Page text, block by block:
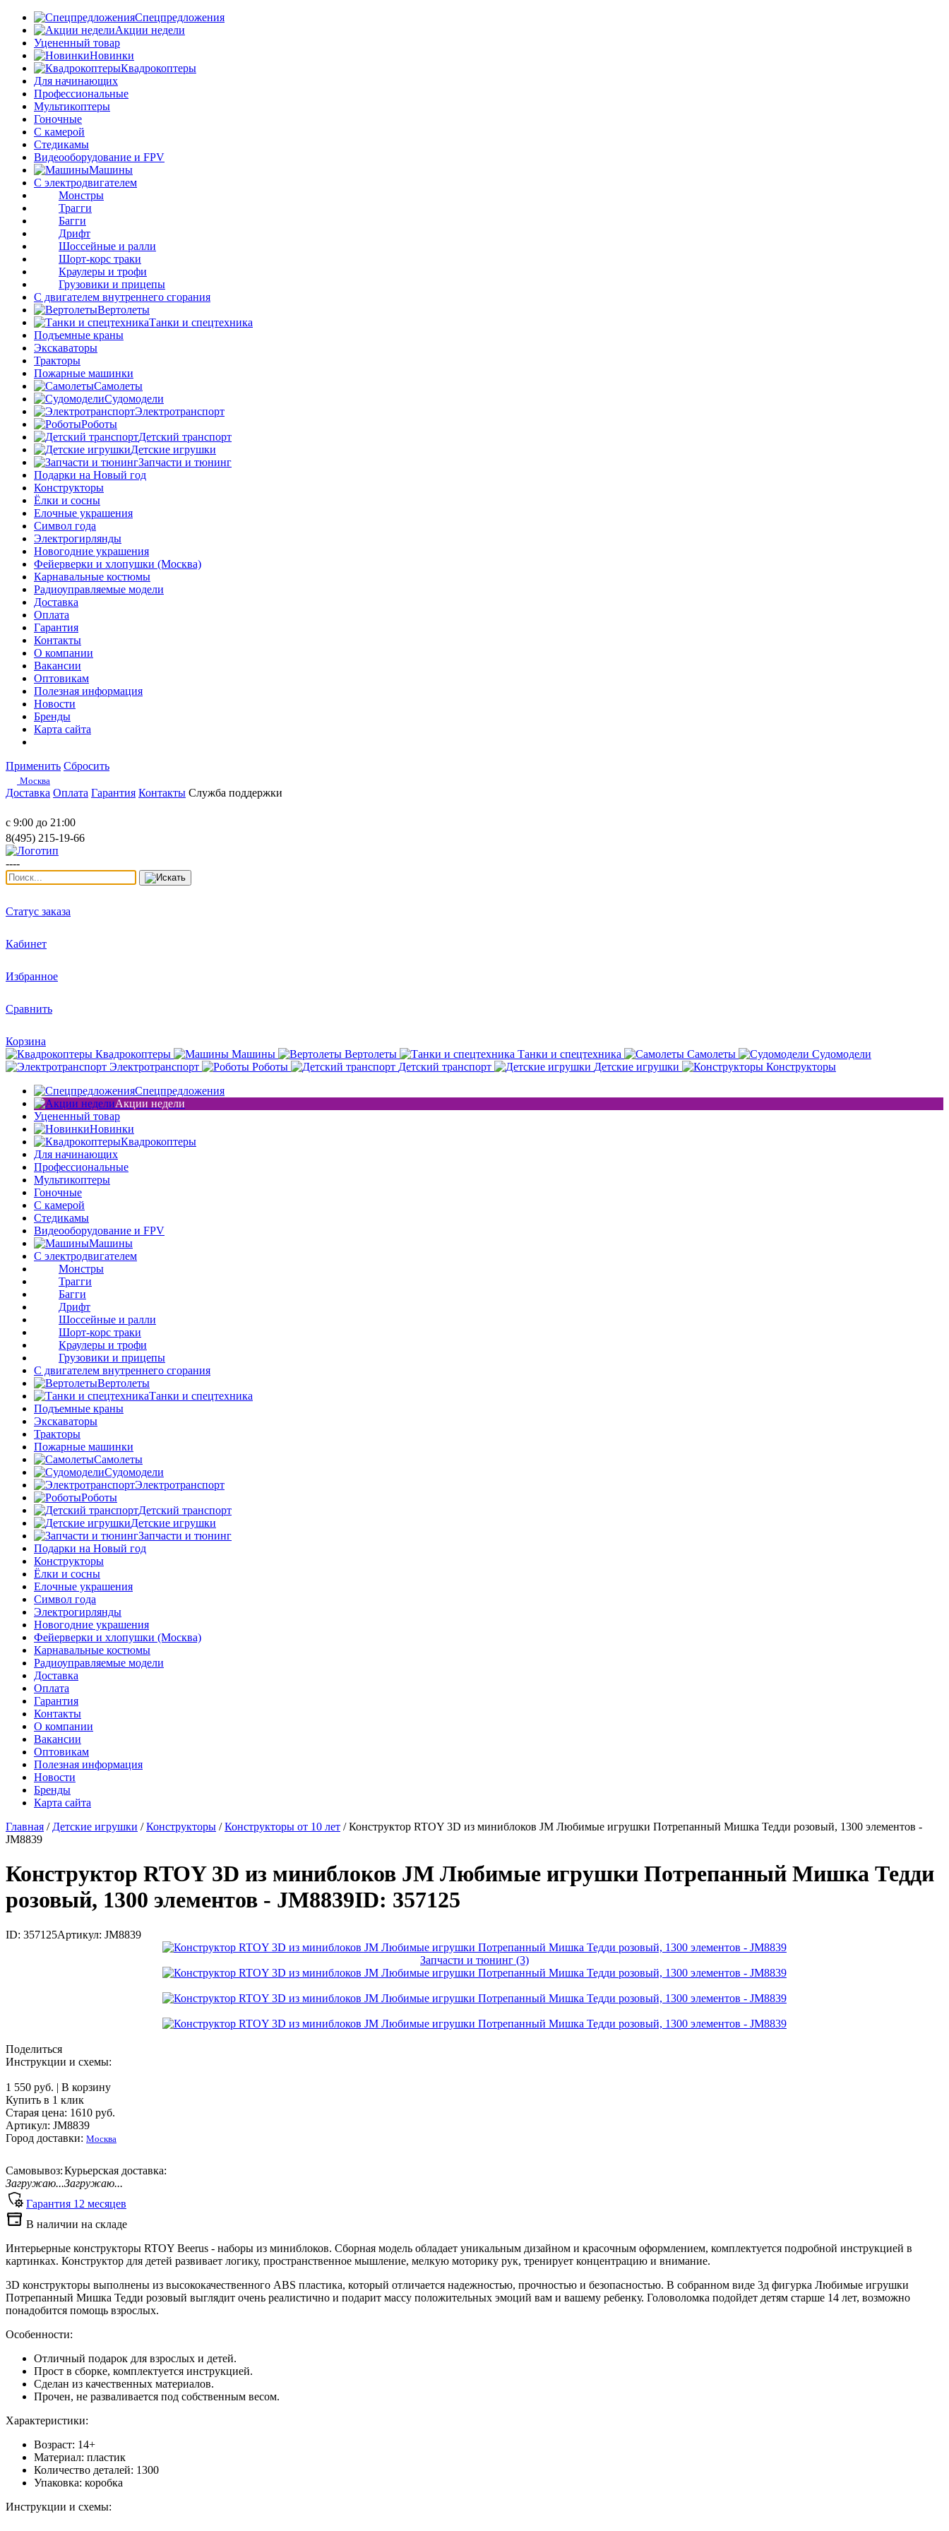
Спецпредложения
Акции недели
Уцененный товар
Новинки
Квадрокоптеры
Для начинающих
Профессиональные
Мультикоптеры
Гоночные
C камерой
Стедикамы
Видеооборудование и FPV
Машины
С электродвигателем
Монстры
Трагги
Багги
Дрифт
Шоссейные и ралли
Шорт-корс траки
Краулеры и трофи
Грузовики и прицепы
С двигателем внутреннего сгорания
Вертолеты
Танки и спецтехника
Подъемные краны
Экскаваторы
Тракторы
Пожарные машинки
Самолеты
Судомодели
Электротранспорт
Роботы
Детский транспорт
Детские игрушки
Запчасти и тюнинг
Подарки на Новый год
Конструкторы
Ёлки и сосны
Елочные украшения
Символ года
Электрогирлянды
Новогодние украшения
Фейерверки и хлопушки (Москва)
Карнавальные костюмы
Радиоуправляемые модели
Доставка
Оплата
Гарантия
Контакты
О компании
Вакансии
Оптовикам
Полезная информация
Новости
Бренды
Карта сайта
Применить Сбросить
Москва
Доставка Оплата Гарантия Контакты Служба поддержки
с 9:00 до 21:00
8(495) 215-19-66
----
Статус заказа
Кабинет
Избранное
Сравнить
Корзина
Квадрокоптеры
Машины Вертолеты Танки и спецтехника Самолеты
Судомодели
Электротранспорт
Роботы Детский транспорт Детские игрушки
Конструкторы
Спецпредложения
Акции недели
Уцененный товар
Новинки
Квадрокоптеры
Для начинающих
Профессиональные
Мультикоптеры
Гоночные
C камерой
Стедикамы
Видеооборудование и FPV
Машины
С электродвигателем
Монстры
Трагги
Багги
Дрифт
Шоссейные и ралли
Шорт-корс траки
Краулеры и трофи
Грузовики и прицепы
С двигателем внутреннего сгорания
Вертолеты
Танки и спецтехника
Подъемные краны
Экскаваторы
Тракторы
Пожарные машинки
Самолеты
Судомодели
Электротранспорт
Роботы
Детский транспорт
Детские игрушки
Запчасти и тюнинг
Подарки на Новый год
Конструкторы
Ёлки и сосны
Елочные украшения
Символ года
Электрогирлянды
Новогодние украшения
Фейерверки и хлопушки (Москва)
Карнавальные костюмы
Радиоуправляемые модели
Доставка
Оплата
Гарантия
Контакты
О компании
Вакансии
Оптовикам
Полезная информация
Новости
Бренды
Карта сайта
Главная / Детские игрушки /Конструкторы /Конструкторы от 10 лет /Конструктор RTOY 3D из миниблоков JM Любимые игрушки Потрепанный Мишка Тедди розовый, 1300 элементов -
JM8839
Конструктор RTOY 3D из миниблоков JM Любимые игрушки Потрепанный Мишка Тедди
розовый, 1300 элементов - JM8839ID: 357125
ID: 357125Артикул: JM8839
Запчасти и тюнинг (3)
Поделиться
Инструкции и схемы:
1 550 руб. | В корзину
Купить в 1 клик
Старая цена: 1610 руб.
Артикул: JM8839
Город доставки: Москва
Самовывоз:
Загружаю...
Курьерская доставка:
Загружаю...
Гарантия 12 месяцев
В наличии на складе
Интерьерные конструкторы RTOY Beerus - наборы из миниблоков. Сборная модель обладает уникальным дизайном и красочным оформлением, комплектуется подробной инструкцией в
картинках. Конструктор для детей развивает логику, пространственное мышление, мелкую моторику рук, тренирует концентрацию и внимание.
3D конструкторы выполнены из высококачественного ABS пластика, который отличается надежностью, прочностью и безопасностью. В собранном виде 3д фигурка Любимые игрушки
Потрепанный Мишка Тедди розовый выглядит очень реалистично и подарит массу положительных эмоций вам и вашему ребенку. Головоломка подойдет детям старше 14 лет, возможно
понадобится помощь взрослых.
Особенности:
Отличный подарок для взрослых и детей.
Прост в сборке, комплектуется инструкцией.
Сделан из качественных материалов.
Прочен, не разваливается под собственным весом.
Характеристики:
Возраст: 14+
Материал: пластик
Количество деталей: 1300
Упаковка: коробка
Инструкции и схемы: